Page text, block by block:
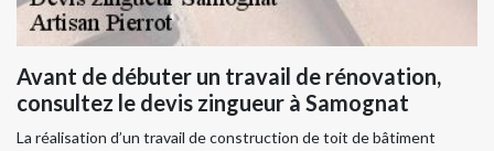
Avant de débuter un travail de rénovation,
consultez le devis zingueur à Samognat
La réalisation d’un travail de construction de toit de bâtiment